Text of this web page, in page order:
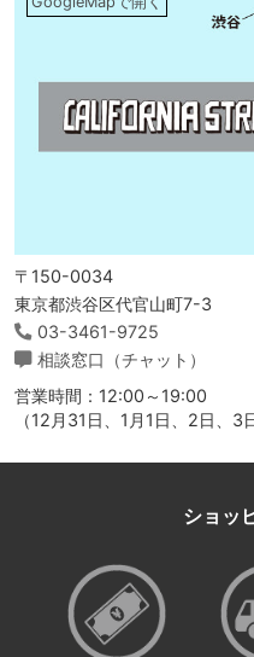
〒150-0034
東京都渋谷区代官山町7-3
03-3461-9725
相談窓口（チャット）
営業時間：12:00～19:00
（12月31日、1月1日、2日、3
ショッ